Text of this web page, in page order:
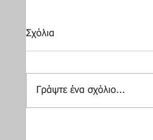
Σχόλια
Γράψτε ένα σχόλιο...